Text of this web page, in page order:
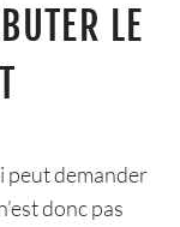
LE
peut demander
donc pas